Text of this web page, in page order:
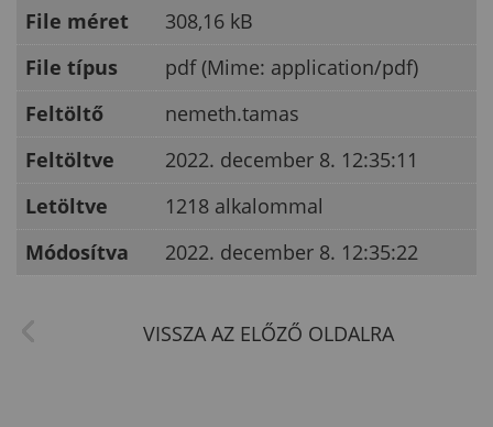
File méret
308,16 kB
File típus
pdf (Mime: application/pdf)
Feltöltő
nemeth.tamas
Feltöltve
2022. december 8. 12:35:11
Letöltve
1218 alkalommal
Módosítva
2022. december 8. 12:35:22